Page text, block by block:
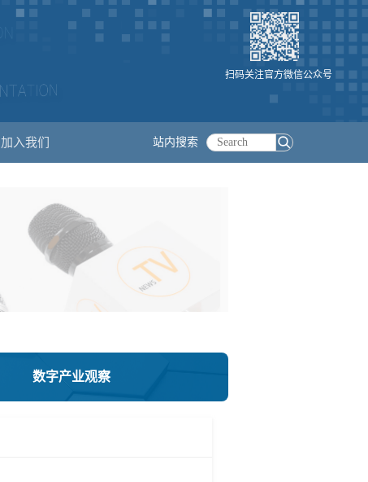
扫码关注官方微信公众号
加入我们 站内搜索
数字产业观察